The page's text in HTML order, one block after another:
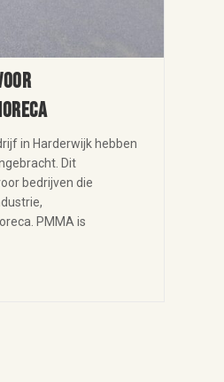
in Harderwijk hebben
Dit
bedrijven die
PMMA is